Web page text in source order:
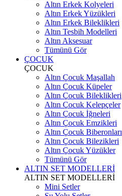
Altın Erkek Kolyeleri
Altın Erkek Yüzükleri
Altın Erkek Bileklikleri
Altın Tesbih Modelleri
Altın Aksesuar
Tümünü Gör
ÇOCUK
ÇOCUK
Altın Çocuk Maşallah
Altın Çocuk Küpeler
Altın Çocuk Bileklikleri
Altın Çocuk Kelepçeler
Altın Çocuk İğneleri
Altın Çocuk Emzikleri
Altın Çocuk Biberonları
Altın Çocuk Bilezikleri
Altın Çocuk Yüzükler
Tümünü Gör
ALTIN SET MODELLERİ
ALTIN SET MODELLERİ
Mini Setler